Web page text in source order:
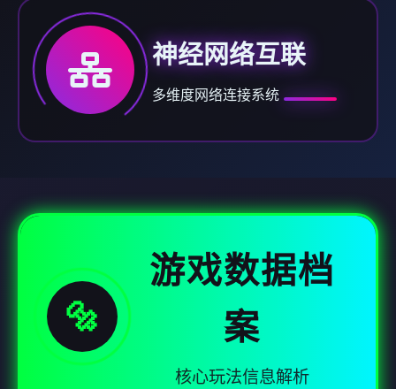
神经网络互联
多维度网络连接系统
🔩
游戏数据档
案
核心玩法信息解析